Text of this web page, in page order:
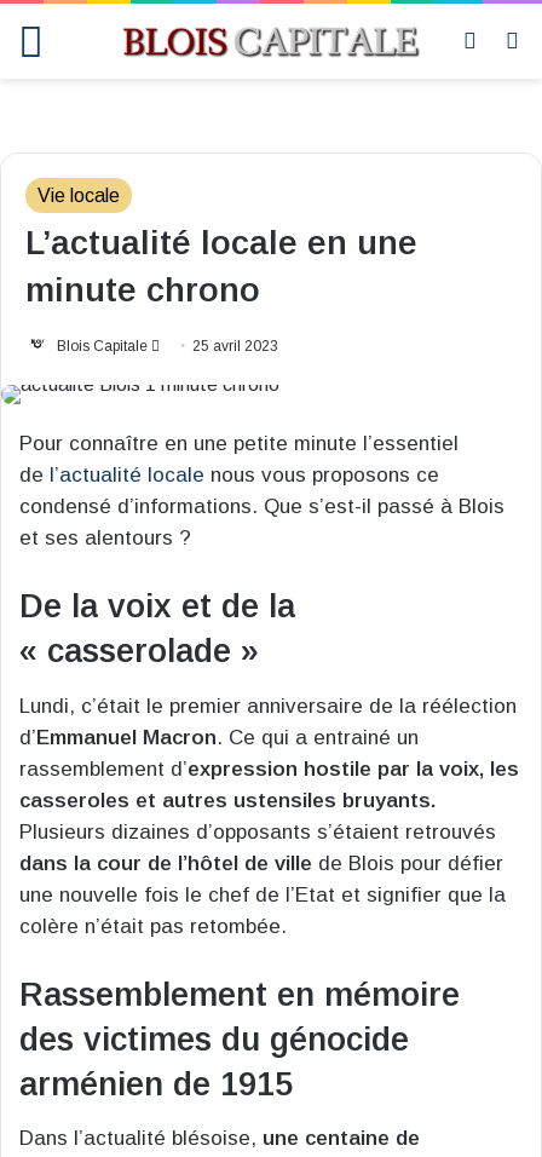
Switch
Vie locale
L’actualité locale en une
minute chrono
Blois Capitale
Envoyer25 avril 2023
Pour connaître en une petite minute l’essentiel
de l’actualité locale nous vous proposons ce
condensé d’informations. Que s’est-il passé à Blois
et ses alentours ?
De la voix et de la
« casserolade »
Lundi, c’était le premier anniversaire de la réélection
d’Emmanuel Macron. Ce qui a entrainé un
rassemblement d’expression hostile par la voix, les
casseroles et autres ustensiles bruyants.
Plusieurs dizaines d’opposants s’étaient retrouvés
dans la cour de l’hôtel de ville de Blois pour défier
une nouvelle fois le chef de l’Etat et signifier que la
colère n’était pas retombée.
Rassemblement en mémoire
des victimes du génocide
arménien de 1915
Dans l’actualité blésoise, une centaine de